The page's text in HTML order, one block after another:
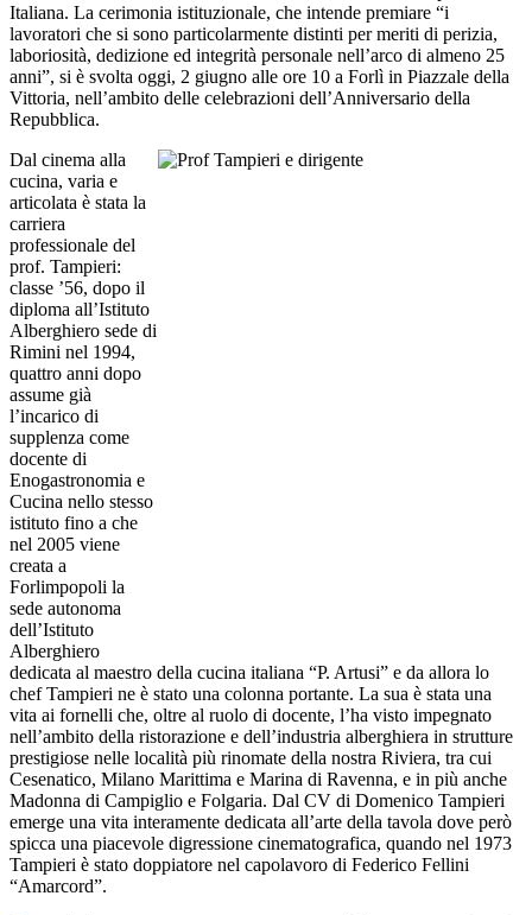
Italiana. La cerimonia istituzionale, che intende premiare “i
lavoratori che si sono particolarmente distinti per meriti di perizia,
laboriosità, dedizione ed integrità personale nell’arco di almeno 25
anni”, si è svolta oggi, 2 giugno alle ore 10 a Forlì in Piazzale della
Vittoria, nell’ambito delle celebrazioni dell’Anniversario della
Repubblica.
Dal cinema alla
cucina, varia e
articolata è stata la
carriera
professionale del
prof. Tampieri:
classe ’56, dopo il
diploma all’Istituto
Alberghiero sede di
Rimini nel 1994,
quattro anni dopo
assume già
l’incarico di
supplenza come
docente di
Enogastronomia e
Cucina nello stesso
istituto fino a che
nel 2005 viene
creata a
Forlimpopoli la
sede autonoma
dell’Istituto
Alberghiero
dedicata al maestro della cucina italiana “P. Artusi” e da allora lo
chef Tampieri ne è stato una colonna portante. La sua è stata una
vita ai fornelli che, oltre al ruolo di docente, l’ha visto impegnato
nell’ambito della ristorazione e dell’industria alberghiera in strutture
prestigiose nelle località più rinomate della nostra Riviera, tra cui
Cesenatico, Milano Marittima e Marina di Ravenna, e in più anche
Madonna di Campiglio e Folgaria. Dal CV di Domenico Tampieri
emerge una vita interamente dedicata all’arte della tavola dove però
spicca una piacevole digressione cinematografica, quando nel 1973
Tampieri è stato doppiatore nel capolavoro di Federico Fellini
“Amarcord”.